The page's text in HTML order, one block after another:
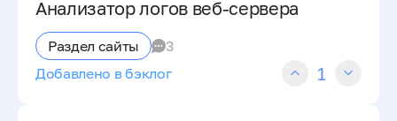
Анализатор логов веб-сервера
Раздел сайты
3
Добавлено в бэклог
1